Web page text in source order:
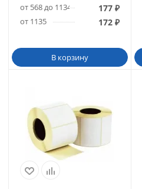
от 568 до 1134 177₽
от 1135 172₽
В корзину